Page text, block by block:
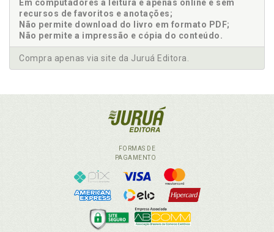
Em computadores a leitura é apenas online e sem
recursos de favoritos e anotações;
Não permite download do livro em formato PDF;
Não permite a impressão e cópia do conteúdo.
Compra apenas via site da Juruá Editora.
FORMAS DE
PAGAMENTO